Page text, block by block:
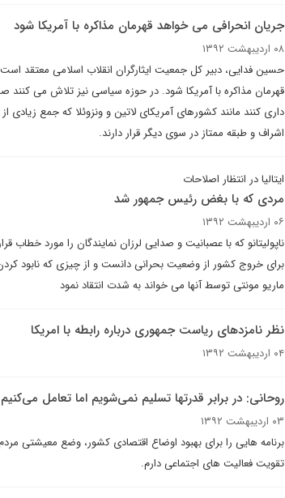
جریان انحرافی می خواهد قهرمان مذاکره با آمریکا شود
۰۸ اردیبهشت ۱۳۹۲
حسین فدایی، دبیر کل جمعیت ایثارگران انقلاب اسلامی معتقد
قهرمان مذاکره با آمریکا شود. در حوزه سیاسی نیز تلاش می
داری کنند مانند کشورهای آمریکای لاتین و ونزوئلا که جمع
اشراف و طبقه ممتاز در سوی دیگر قرار دارند.
ایتالیا در انتظار اصلاحات
مردی که با بغض رئیس جمهور شد
۰۶ اردیبهشت ۱۳۹۲
ناپولیتانو که با عصبانیت و صدایی لرزان نمایندگان را مورد
برای خروج کشور از وضعیت بحرانی دانست و از چیزی که نابود
ماریو مونتی توسط آنها می خواند به شدت انتقاد نمود
نظر نامزدهای ریاست جمهوری درباره رابطه با امریکا
۰۴ اردیبهشت ۱۳۹۲
روحانی: در برابر قدرتها تسلیم نمی‌شویم اما تعامل می‌کنیم
۰۳ اردیبهشت ۱۳۹۲
برنامه هایی را برای بهبود اوضاع اقتصادی کشور، وضع معیشتی
تقویت فعالیت های اجتماعی دارم.